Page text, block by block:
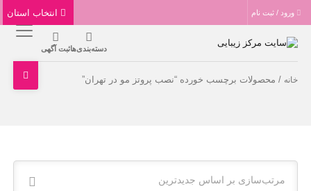
ورود / ثبت نام
دسته‌بندی‌هاثبت آگهی
خانه / محصولات برچسب خورده “نصب پروتز مو در تهران”
مرتب‌سازی بر اساس جدیدترین